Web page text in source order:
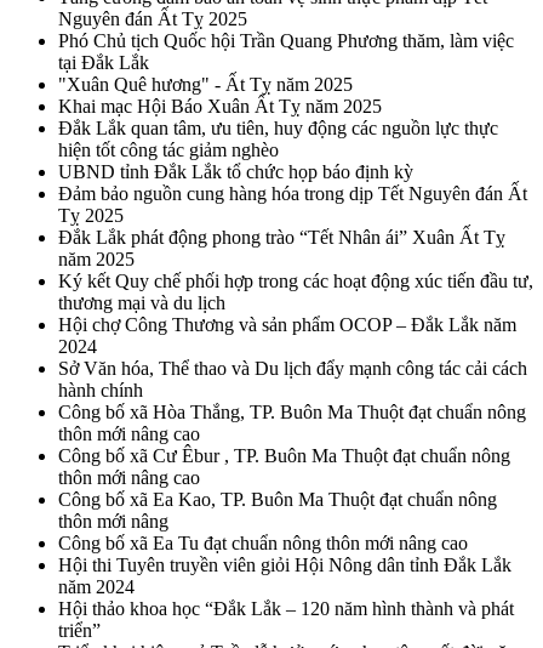
Nguyên đán Ất Tỵ 2025
Phó Chủ tịch Quốc hội Trần Quang Phương thăm, làm việc
tại Đắk Lắk
"Xuân Quê hương" - Ất Tỵ năm 2025
Khai mạc Hội Báo Xuân Ất Tỵ năm 2025
Đắk Lắk quan tâm, ưu tiên, huy động các nguồn lực thực
hiện tốt công tác giảm nghèo
UBND tỉnh Đắk Lắk tổ chức họp báo định kỳ
Đảm bảo nguồn cung hàng hóa trong dịp Tết Nguyên đán Ất
Tỵ 2025
Đắk Lắk phát động phong trào “Tết Nhân ái” Xuân Ất Tỵ
năm 2025
Ký kết Quy chế phối hợp trong các hoạt động xúc tiến đầu tư,
thương mại và du lịch
Hội chợ Công Thương và sản phẩm OCOP – Đắk Lắk năm
2024
Sở Văn hóa, Thể thao và Du lịch đẩy mạnh công tác cải cách
hành chính
Công bố xã Hòa Thắng, TP. Buôn Ma Thuột đạt chuẩn nông
thôn mới nâng cao
Công bố xã Cư Êbur , TP. Buôn Ma Thuột đạt chuẩn nông
thôn mới nâng cao
Công bố xã Ea Kao, TP. Buôn Ma Thuột đạt chuẩn nông
thôn mới nâng
Công bố xã Ea Tu đạt chuẩn nông thôn mới nâng cao
Hội thi Tuyên truyền viên giỏi Hội Nông dân tỉnh Đắk Lắk
năm 2024
Hội thảo khoa học “Đắk Lắk – 120 năm hình thành và phát
triển”